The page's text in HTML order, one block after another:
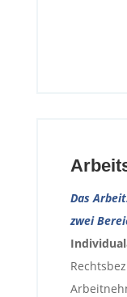
Das
zwei